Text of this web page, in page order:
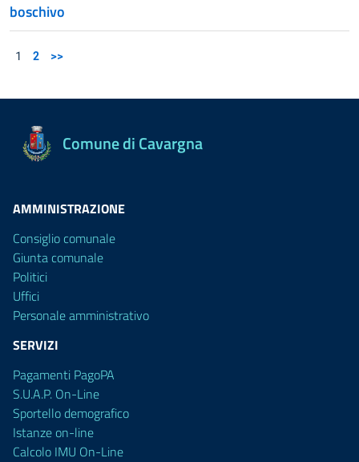
boschivo
1 2 >>
Comune di Cavargna
AMMINISTRAZIONE
Consiglio comunale
Giunta comunale
Politici
Uffici
Personale amministrativo
SERVIZI
Pagamenti PagoPA
S.U.A.P. On-Line
Sportello demografico
Istanze on-line
Calcolo IMU On-Line